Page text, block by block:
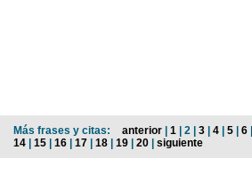
Más frases y citas: anterior | 1 | 2 | 3 | 4 | 5 | 6 |
14 | 15 | 16 | 17 | 18 | 19 | 20 | siguiente